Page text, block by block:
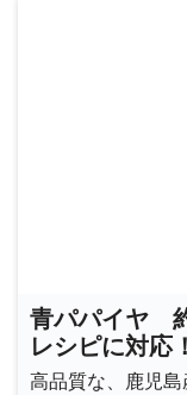
青パパイヤ
レシピに対応
高品質な、鹿児